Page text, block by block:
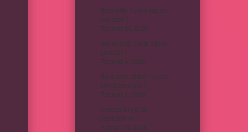
Ergenlikte 1 yılda kaç cm
boy uzar ?
Temmuz 25, 2026
Göbek bağı hangi ağaca
gömülür ?
Temmuz 4, 2026
Elma satın alırken nelere
dikkat etmeliyiz ?
Temmuz 1, 2026
Amasra bir günde
gezilebilir mi ?
Haziran 30, 2026